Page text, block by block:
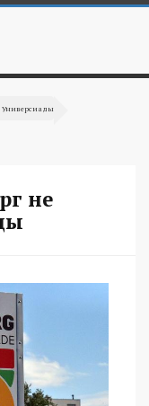
Универсиады
не